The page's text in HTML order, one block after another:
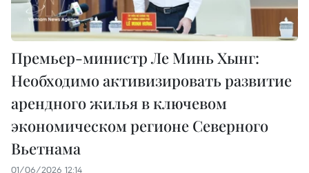
Премьер-министр Ле Минь Хынг:
Необходимо активизировать развитие
арендного жилья в ключевом
экономическом регионе Северного
Вьетнама
01/06/2026 12:14